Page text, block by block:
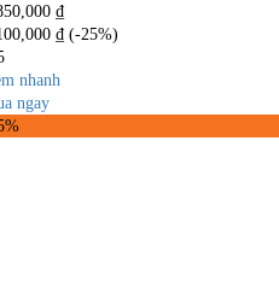
₫
₫ (-25%)
nhanh
ngay